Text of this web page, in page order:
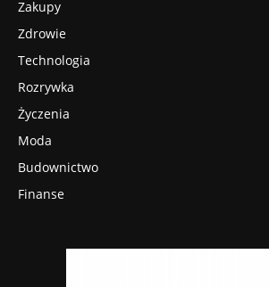
Zakupy
Zdrowie
Technologia
Rozrywka
Życzenia
Moda
Budownictwo
Finanse